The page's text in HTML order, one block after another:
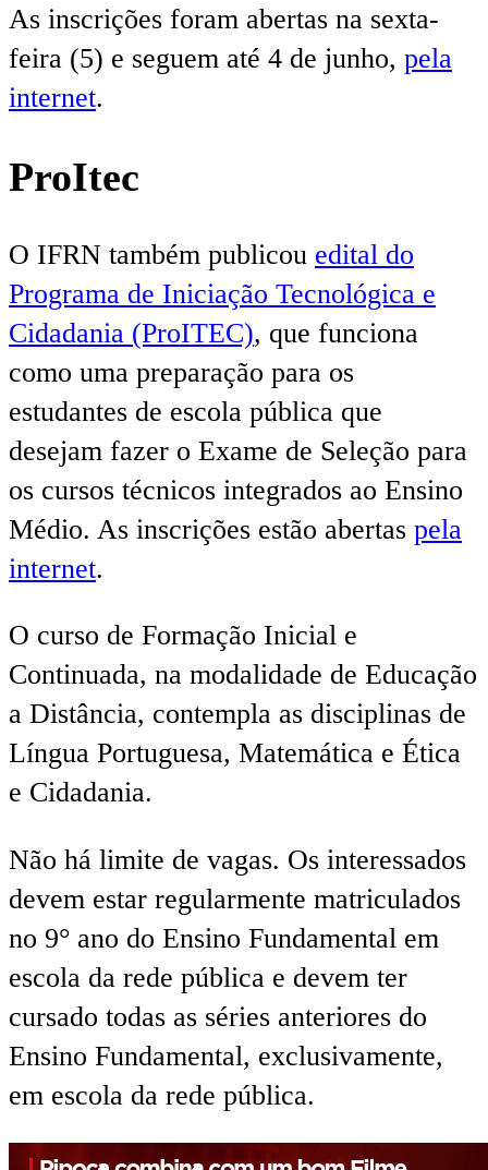
As inscrições foram abertas na sexta-
feira (5) e seguem até 4 de junho, pela
internet.
ProItec
O IFRN também publicou edital do
Programa de Iniciação Tecnológica e
Cidadania (ProITEC), que funciona
como uma preparação para os
estudantes de escola pública que
desejam fazer o Exame de Seleção para
os cursos técnicos integrados ao Ensino
Médio. As inscrições estão abertas pela
internet.
O curso de Formação Inicial e
Continuada, na modalidade de Educação
a Distância, contempla as disciplinas de
Língua Portuguesa, Matemática e Ética
e Cidadania.
Não há limite de vagas. Os interessados
devem estar regularmente matriculados
no 9° ano do Ensino Fundamental em
escola da rede pública e devem ter
cursado todas as séries anteriores do
Ensino Fundamental, exclusivamente,
em escola da rede pública.